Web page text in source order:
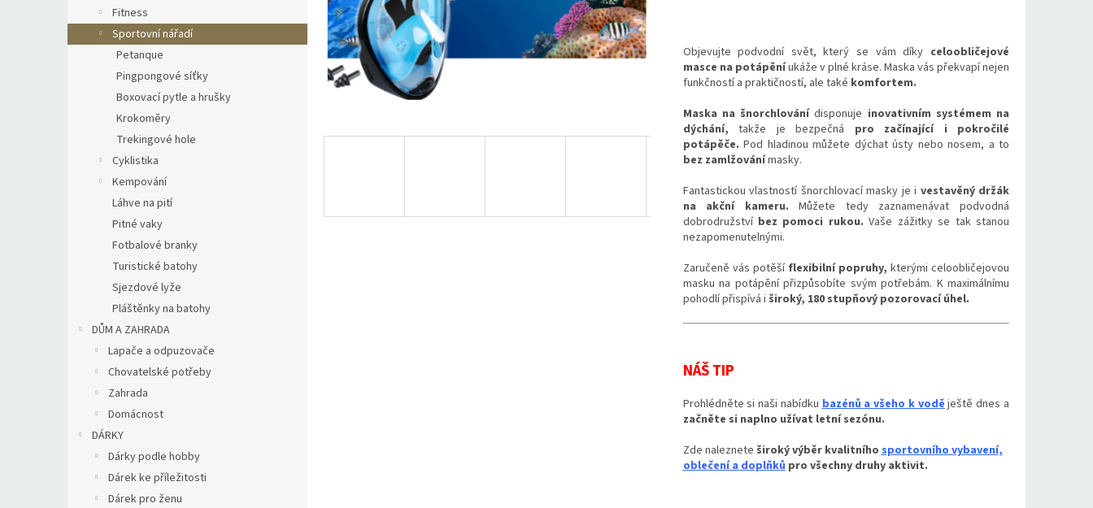
e
l
Fitness
Sportovní nářadí
Petanque
Pingpongové síťky
Boxovací pytle a hrušky
Krokoměry
Trekingové hole
Cyklistika
Kempování
Láhve na pití
Pitné vaky
Fotbalové branky
Turistické batohy
Sjezdové lyže
Pláštěnky na batohy
DŮM A ZAHRADA
Lapače a odpuzovače
Chovatelské potřeby
Zahrada
Domácnost
DÁRKY
Dárky podle hobby
Dárek ke příležitosti
Dárek pro ženu
Objevujte podvodní svět, který se vám díky celoobličejové
masce na potápěníukáže v plné kráse. Maska vás překvapí nejen
funkčností a praktičností, ale také komfortem.
Maska na šnorchlovánídisponuje inovativním systémem na
dýchání, takže je bezpečná pro začínající i pokročilé
potápěče. Pod hladinou můžete dýchat ústy nebo nosem, a to
bez zamlžovánímasky.
Fantastickou vlastností šnorchlovací masky je i vestavěný držák
na akční kameru. Můžete tedy zaznamenávat podvodná
dobrodružství bez pomoci rukou. Vaše zážitky se tak stanou
nezapomenutelnými.
Zaručeně vás potěší flexibilní popruhy, kterými celoobličejovou
masku na potápění přizpůsobíte svým potřebám. K maximálnímu
pohodlí přispívá i široký, 180 stupňový pozorovací úhel.
NÁŠ TIP
Prohlédněte si naši nabídkubazénů a všeho k voděještě dnes a
začněte si naplno užívat letní sezónu.
Zde naleznete široký výběr kvalitníhosportovního vybavení,
oblečení a doplňků pro všechny druhy aktivit.